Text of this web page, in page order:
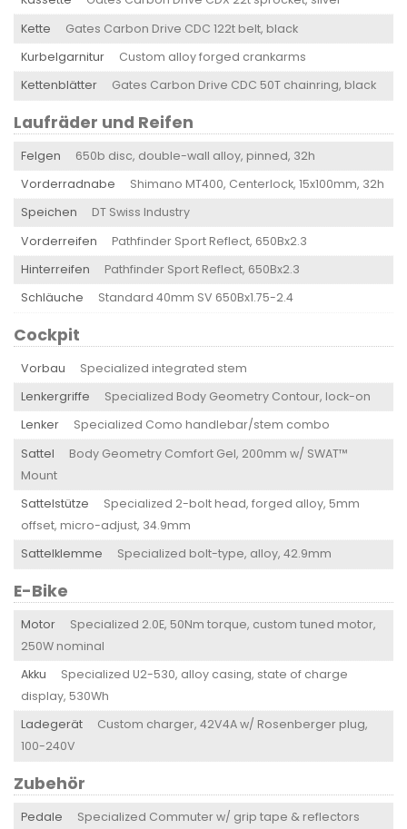
Kette
Gates Carbon Drive CDC 122t belt, black
Kurbelgarnitur
Custom alloy forged crankarms
Kettenblätter
Gates Carbon Drive CDC 50T chainring, black
Laufräder und Reifen
Felgen
650b disc, double-wall alloy, pinned, 32h
Vorderradnabe
Shimano MT400, Centerlock, 15x100mm, 32h
Speichen
DT Swiss Industry
Vorderreifen
Pathfinder Sport Reflect, 650Bx2.3
Hinterreifen
Pathfinder Sport Reflect, 650Bx2.3
Schläuche
Standard 40mm SV 650Bx1.75-2.4
Cockpit
Vorbau
Specialized integrated stem
Lenkergriffe
Specialized Body Geometry Contour, lock-on
Lenker
Specialized Como handlebar/stem combo
Sattel
Body Geometry Comfort Gel, 200mm w/ SWAT™
Mount
Sattelstütze
Specialized 2-bolt head, forged alloy, 5mm
offset, micro-adjust, 34.9mm
Sattelklemme
Specialized bolt-type, alloy, 42.9mm
E-Bike
Motor
Specialized 2.0E, 50Nm torque, custom tuned motor,
250W nominal
Akku
Specialized U2-530, alloy casing, state of charge
display, 530Wh
Ladegerät
Custom charger, 42V4A w/ Rosenberger plug,
100-240V
Zubehör
Pedale
Specialized Commuter w/ grip tape & reflectors